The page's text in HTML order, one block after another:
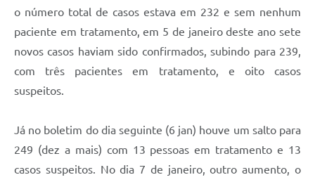
o número total de casos estava em 232 e sem nenhum
paciente em tratamento, em 5 de janeiro deste ano sete
novos casos haviam sido confirmados, subindo para 239,
com três pacientes em tratamento, e oito casos
suspeitos.
Já no boletim do dia seguinte (6 jan) houve um salto para
249 (dez a mais) com 13 pessoas em tratamento e 13
casos suspeitos. No dia 7 de janeiro, outro aumento, o